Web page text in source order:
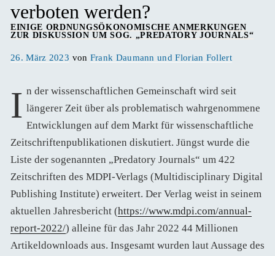
verboten werden?
EINIGE ORDNUNGSÖKONOMISCHE ANMERKUNGEN
ZUR DISKUSSION UM SOG. „PREDATORY JOURNALS“
Veröffentlicht
26. März 2023 von Frank Daumann und Florian Follert
In der wissenschaftlichen Gemeinschaft wird seit längerer Zeit über als problematisch wahrgenommene
Entwicklungen auf dem Markt für wissenschaftliche
Zeitschriftenpublikationen diskutiert. Jüngst wurde die
Liste der sogenannten „Predatory Journals“ um 422
Zeitschriften des MDPI-Verlags (Multidisciplinary Digital
Publishing Institute) erweitert. Der Verlag weist in seinem
aktuellen Jahresbericht (https://www.mdpi.com/annual-
report-2022/) alleine für das Jahr 2022 44 Millionen
Artikeldownloads aus. Insgesamt wurden laut Aussage des